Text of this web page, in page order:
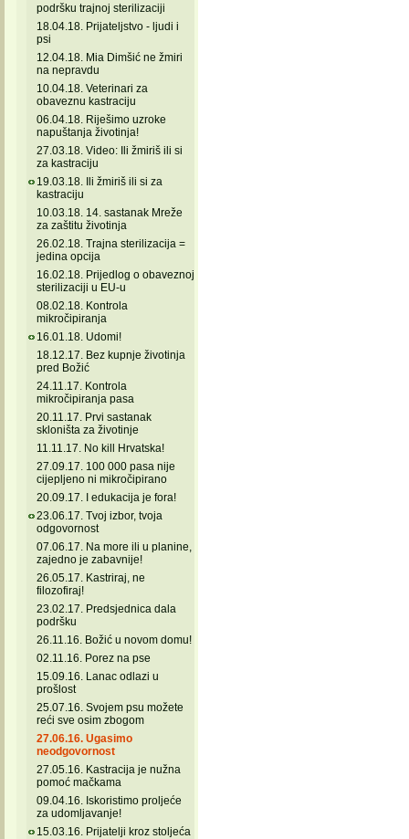
podršku trajnoj sterilizaciji
18.04.18. Prijateljstvo - ljudi i
psi
12.04.18. Mia Dimšić ne žmiri
na nepravdu
10.04.18. Veterinari za
obaveznu kastraciju
06.04.18. Riješimo uzroke
napuštanja životinja!
27.03.18. Video: Ili žmiriš ili si
za kastraciju
19.03.18. Ili žmiriš ili si za
kastraciju
10.03.18. 14. sastanak Mreže
za zaštitu životinja
26.02.18. Trajna sterilizacija =
jedina opcija
16.02.18. Prijedlog o obaveznoj
sterilizaciji u EU-u
08.02.18. Kontrola
mikročipiranja
16.01.18. Udomi!
18.12.17. Bez kupnje životinja
pred Božić
24.11.17. Kontrola
mikročipiranja pasa
20.11.17. Prvi sastanak
skloništa za životinje
11.11.17. No kill Hrvatska!
27.09.17. 100 000 pasa nije
cijepljeno ni mikročipirano
20.09.17. I edukacija je fora!
23.06.17. Tvoj izbor, tvoja
odgovornost
07.06.17. Na more ili u planine,
zajedno je zabavnije!
26.05.17. Kastriraj, ne
filozofiraj!
23.02.17. Predsjednica dala
podršku
26.11.16. Božić u novom domu!
02.11.16. Porez na pse
15.09.16. Lanac odlazi u
prošlost
25.07.16. Svojem psu možete
reći sve osim zbogom
27.06.16. Ugasimo
neodgovornost
27.05.16. Kastracija je nužna
pomoć mačkama
09.04.16. Iskoristimo proljeće
za udomljavanje!
15.03.16. Prijatelji kroz stoljeća